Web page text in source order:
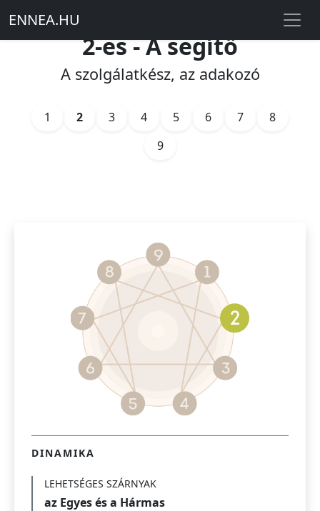
ENNEA.HU
2-es - A segítő
A szolgálatkész, az adakozó
1 2 3 4 5 6 7
8
9
DINAMIKA
LEHETSÉGES SZÁRNYAK
az Egyes és a Hármas